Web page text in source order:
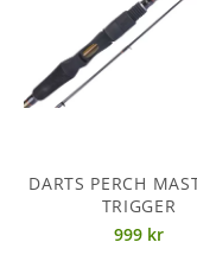
DARTS PERCH
TRIGGER
999 kr